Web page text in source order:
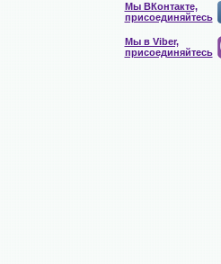
Мы ВКонтакте,
присоединяйтесь
Мы в Viber,
присоединяйтесь